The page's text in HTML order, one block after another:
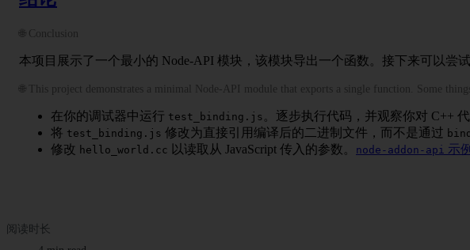
🌐 Conclusion
本项目展示了一个最小的 Node-API 模块，该模块导出一个函数。接下来可以尝
🌐 This project demonstrates a minimal Node-API module that exports a single function. Some
在你的调试器中运行 test_binding.js 。逐步执行代码，并观察你对 C++
将 test_binding.js 修改为直接引用编译后的二进制文件，而不是通过
修改 hello_world.cc 以读取从 JavaScript 传入的参数。 node-addon-api 示例
阅读时长